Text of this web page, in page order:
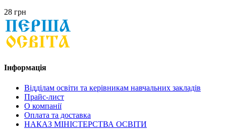
28 грн
Інформація
Відділам освіти та керівникам навчальних закладів
Прайс-лист
О компанії
Оплата та доставка
НАКАЗ МІНІСТЕРСТВА ОСВІТИ